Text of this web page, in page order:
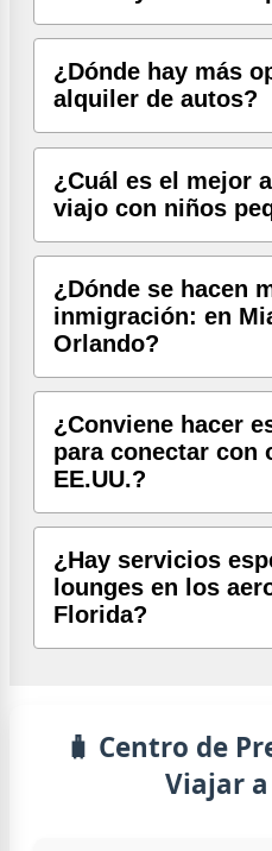
¿Dónde hay más
alquiler de autos?
¿Cuál es el mejor
viajo con niños
¿Dónde se hacen
inmigración: en
Orlando?
¿Conviene hacer
para conectar con
EE.UU.?
¿Hay servicios
lounges en los
Florida?
🧳 Centro de
Viajar